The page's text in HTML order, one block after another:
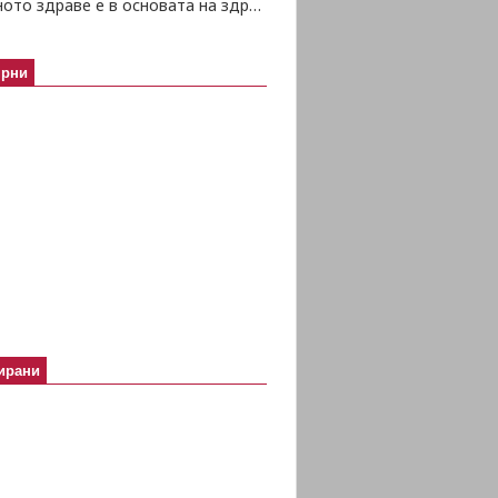
Психичното здраве е в основата на здравето изобщо